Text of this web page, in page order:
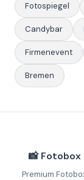
Fotospiegel
Candybar
Firmenevent
Bremen
📸 Fotobox
Premium